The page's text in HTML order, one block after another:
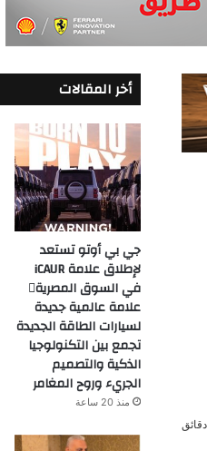
أخر المقالات
جي بي أوتو تستعد
لإطلاق علامة iCAUR
في السوق المصرية
علامة عالمية جديدة
لسيارات الطاقة الجديدة
تجمع بين التكنولوجيا
الذكية والتصميم
الجريء وروح المغامر
منذ 20 ساعة